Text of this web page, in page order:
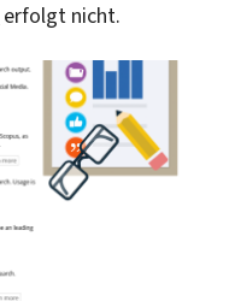
erfolgt nicht.